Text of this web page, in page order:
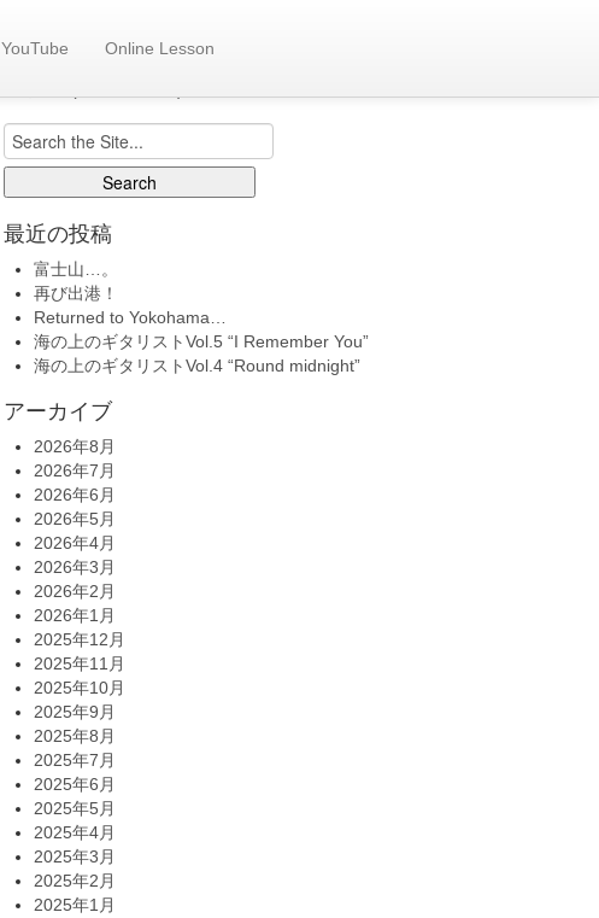
YouTube Online Lesson
旧いも日記へ
Search
for:
最近の投稿
富士山…。
再び出港！
Returned to Yokohama…
海の上のギタリストVol.5 “I Remember You”
海の上のギタリストVol.4 “Round midnight”
アーカイブ
2026年8月
2026年7月
2026年6月
2026年5月
2026年4月
2026年3月
2026年2月
2026年1月
2025年12月
2025年11月
2025年10月
2025年9月
2025年8月
2025年7月
2025年6月
2025年5月
2025年4月
2025年3月
2025年2月
2025年1月